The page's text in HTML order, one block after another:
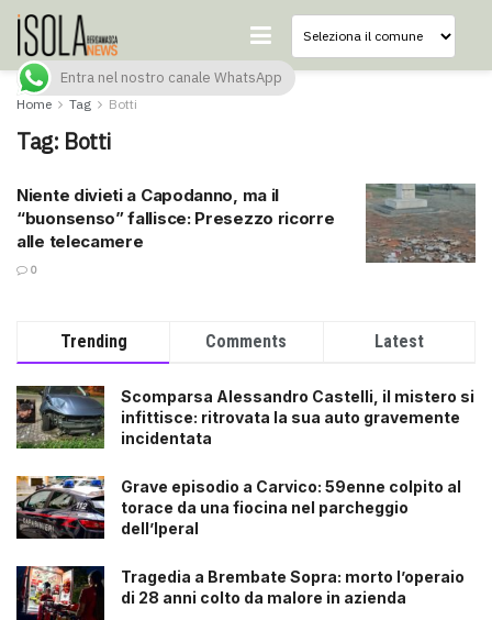
Home Tag Botti
Tag: Botti
Niente divieti a Capodanno, ma il
“buonsenso” fallisce: Presezzo ricorre
alle telecamere
0
Trending Comments Latest
Scomparsa Alessandro Castelli, il mistero si
infittisce: ritrovata la sua auto gravemente
incidentata
Grave episodio a Carvico: 59enne colpito al
torace da una fiocina nel parcheggio
dell’Iperal
Tragedia a Brembate Sopra: morto l’operaio
di 28 anni colto da malore in azienda
Entra nel nostro canale WhatsApp